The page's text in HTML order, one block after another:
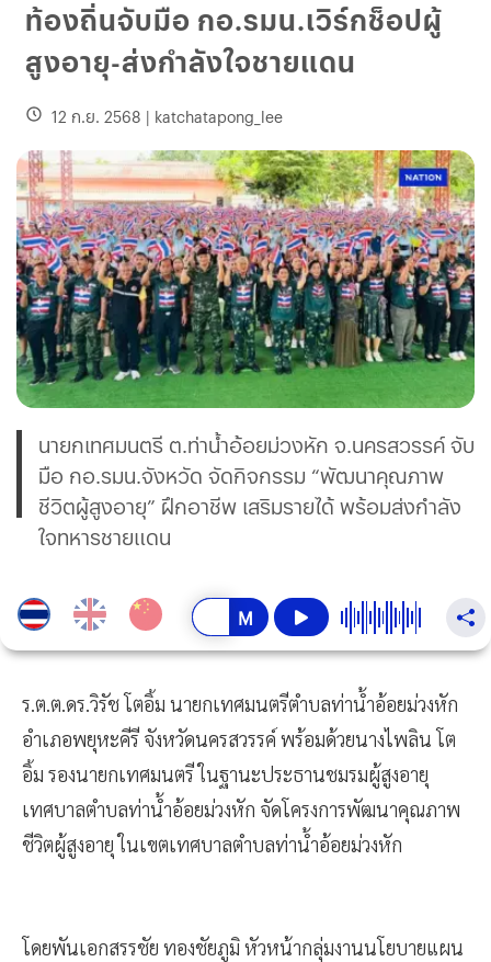
ท้องถิ่นจับมือ กอ.รมน.เวิร์กช็อปผู้
สูงอายุ-ส่งกำลังใจชายแดน
12 ก.ย. 2568 | katchatapong_lee
นายกเทศมนตรี ต.ท่าน้ำอ้อยม่วงหัก จ.นครสวรรค์ จับ
มือ กอ.รมน.จังหวัด จัดกิจกรรม “พัฒนาคุณภาพ
ชีวิตผู้สูงอายุ” ฝึกอาชีพ เสริมรายได้ พร้อมส่งกำลัง
ใจทหารชายแดน
ร.ต.ต.ดร.วิรัช โตอิ้ม นายกเทศมนตรีตำบลท่าน้ำอ้อยม่วงหัก
อำเภอพยุหะคีรี จังหวัดนครสวรรค์ พร้อมด้วยนางไพลิน โต
อิ้ม รองนายกเทศมนตรี ในฐานะประธานชมรมผู้สูงอายุ
เทศบาลตำบลท่าน้ำอ้อยม่วงหัก จัดโครงการพัฒนาคุณภาพ
ชีวิตผู้สูงอายุ ในเขตเทศบาลตำบลท่าน้ำอ้อยม่วงหัก
โดยพันเอกสรรชัย ทองชัยภูมิ หัวหน้ากลุ่มงานนโยบายแผน